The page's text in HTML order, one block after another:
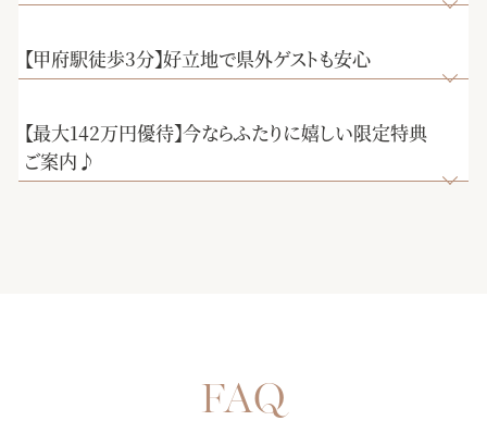
談お待ちしております！おふたりとゲストの事を一番に考え
きって至上の空間を体感してください♪
【甲府駅徒歩3分】好立地で県外ゲストも安心
【最大142万円優待】今ならふたりに嬉しい限定特典
ご案内♪